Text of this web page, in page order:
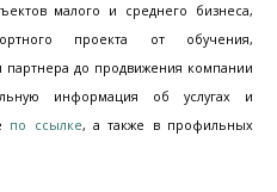
малого и среднего бизнеса,
проекта от обучения,
партнера до продвижения компании
информация об услугах и
по ссылке, а также в профильных